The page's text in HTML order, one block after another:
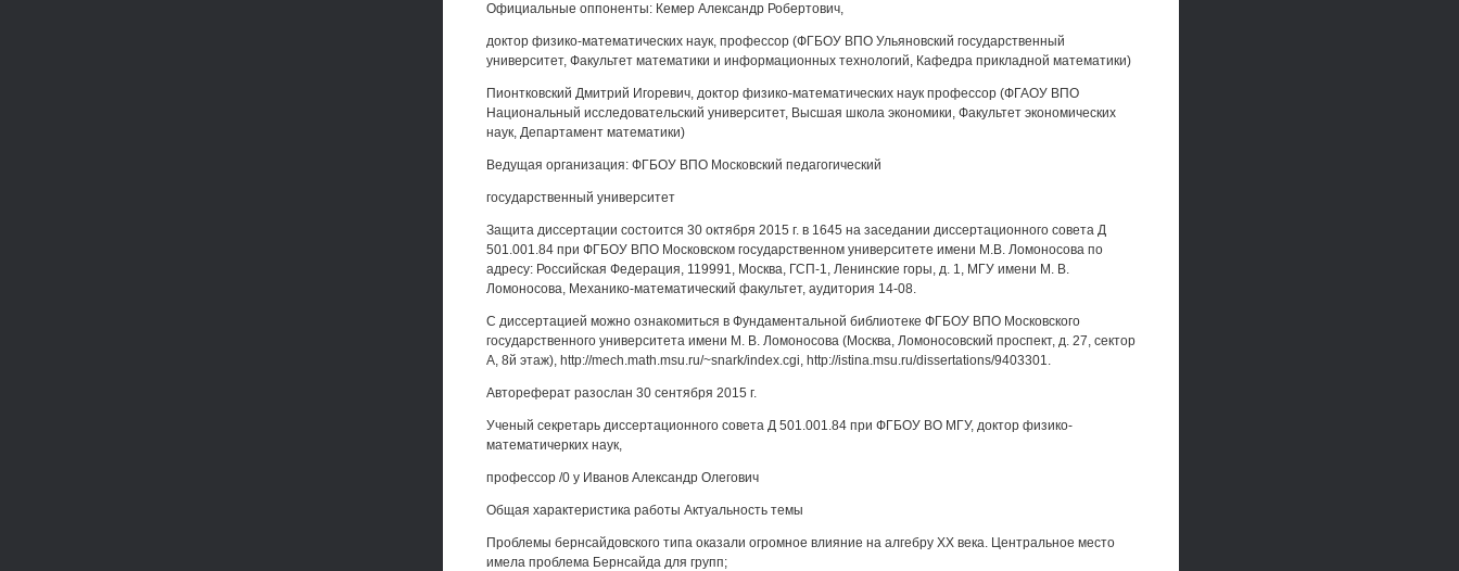
Официальные оппоненты: Кемер Александр Робертович,
доктор физико-математических наук, профессор (ФГБОУ ВПО Ульяновский государственный
университет, Факультет математики и информационных технологий, Кафедра прикладной математики)
Пионтковский Дмитрий Игоревич, доктор физико-математических наук профессор (ФГАОУ ВПО
Национальный исследовательский университет, Высшая школа экономики, Факультет экономических
наук, Департамент математики)
Ведущая организация: ФГБОУ ВПО Московский педагогический
государственный университет
Защита диссертации состоится 30 октября 2015 г. в 1645 на заседании диссертационного совета Д
501.001.84 при ФГБОУ ВПО Московском государственном университете имени М.В. Ломоносова по
адресу: Российская Федерация, 119991, Москва, ГСП-1, Ленинские горы, д. 1, МГУ имени М. В.
Ломоносова, Механико-математический факультет, аудитория 14-08.
С диссертацией можно ознакомиться в Фундаментальной библиотеке ФГБОУ ВПО Московского
государственного университета имени М. В. Ломоносова (Москва, Ломоносовский проспект, д. 27, сектор
А, 8й этаж), http://mech.math.msu.ru/~snark/index.cgi, http://istina.msu.ru/dissertations/9403301.
Автореферат разослан 30 сентября 2015 г.
Ученый секретарь диссертационного совета Д 501.001.84 при ФГБОУ ВО МГУ, доктор физико-
математичерких наук,
профессор /0 у Иванов Александр Олегович
Общая характеристика работы Актуальность темы
Проблемы бернсайдовского типа оказали огромное влияние на алгебру XX века. Центральное место
имела проблема Бернсайда для групп;